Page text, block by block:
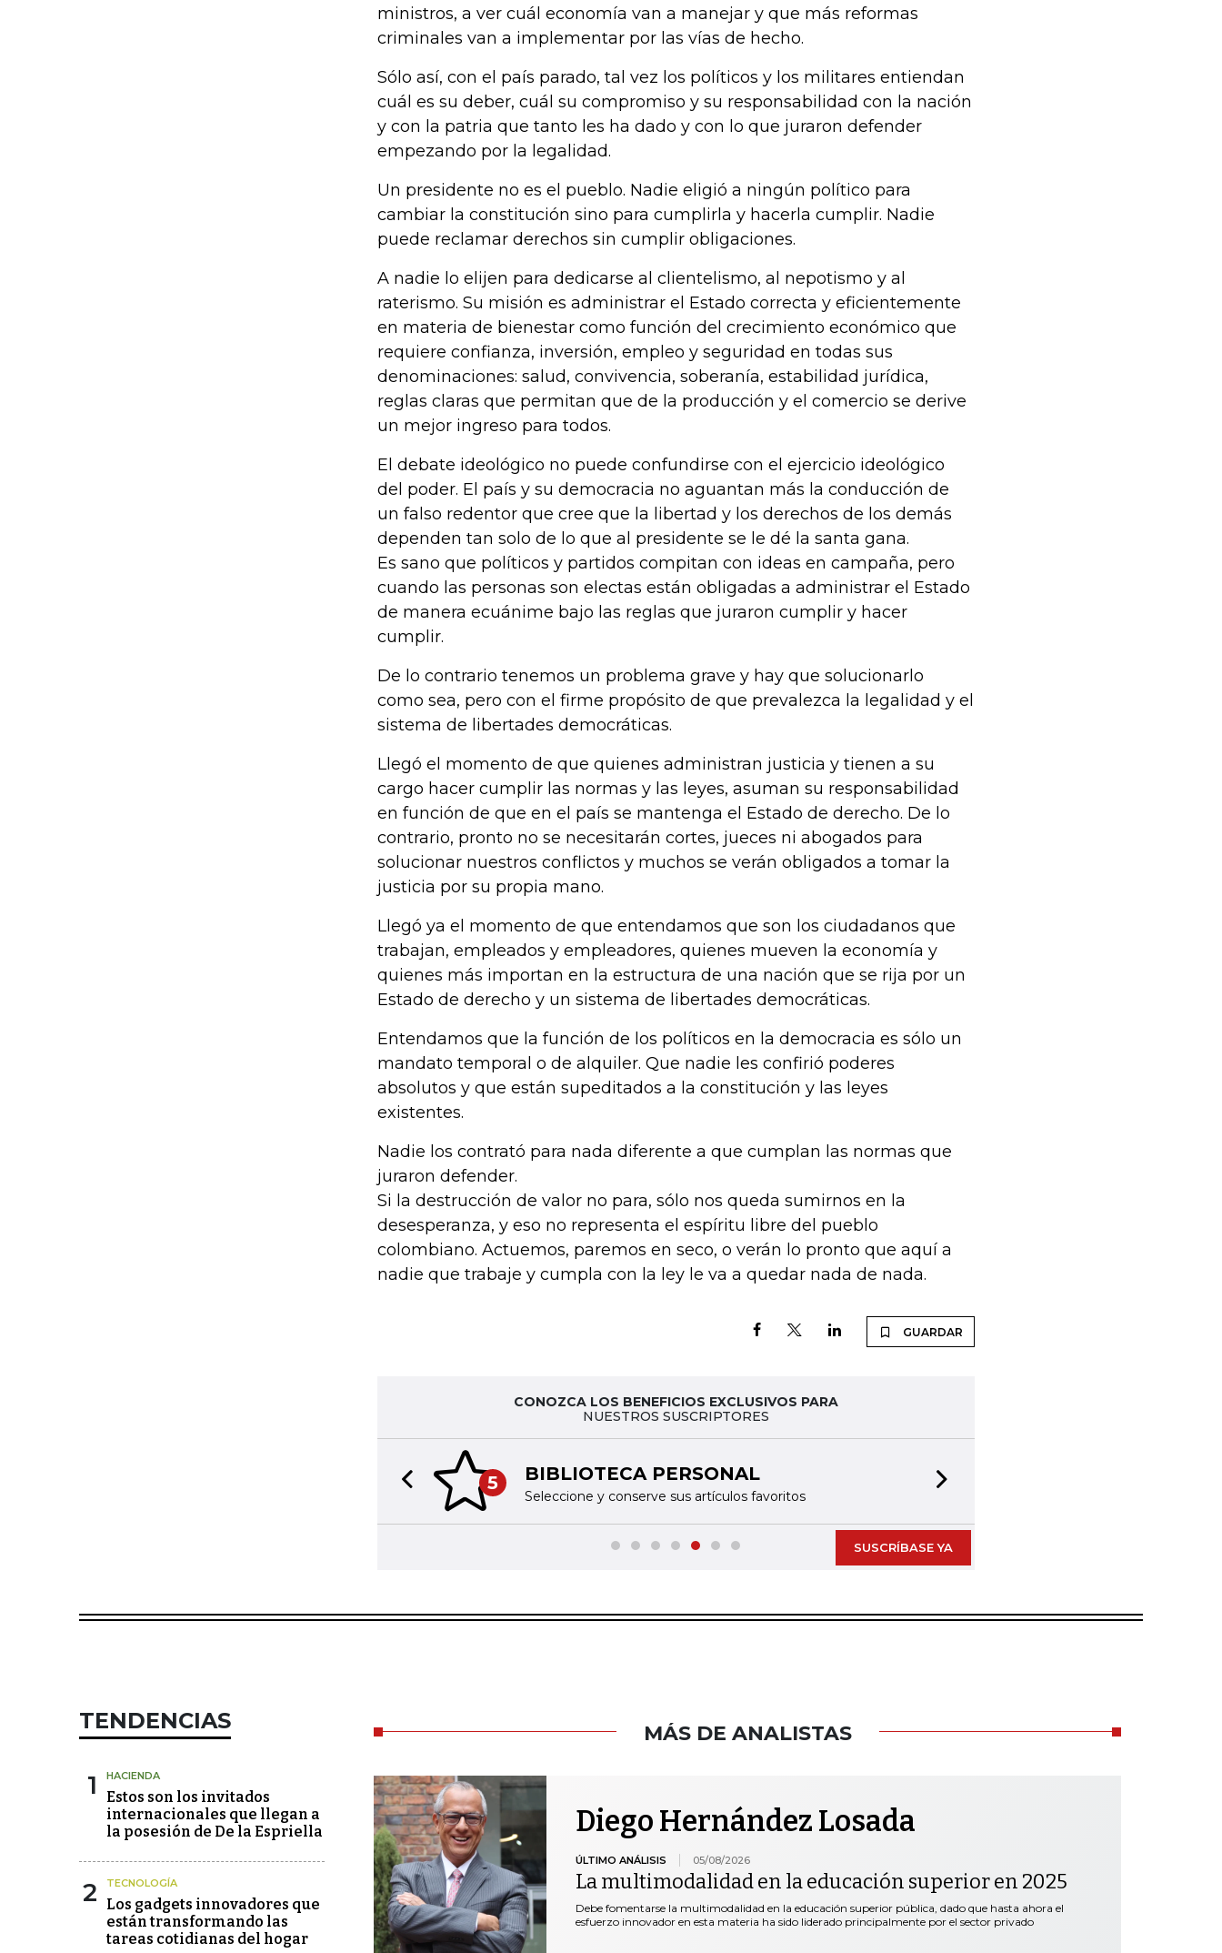
ministros, a ver cuál economía van a manejar y que más reformas
criminales van a implementar por las vías de hecho.
Sólo así, con el país parado, tal vez los políticos y los militares entiendan
cuál es su deber, cuál su compromiso y su responsabilidad con la nación
y con la patria que tanto les ha dado y con lo que juraron defender
empezando por la legalidad.
Un presidente no es el pueblo. Nadie eligió a ningún político para
cambiar la constitución sino para cumplirla y hacerla cumplir. Nadie
puede reclamar derechos sin cumplir obligaciones.
A nadie lo elijen para dedicarse al clientelismo, al nepotismo y al
raterismo. Su misión es administrar el Estado correcta y eficientemente
en materia de bienestar como función del crecimiento económico que
requiere confianza, inversión, empleo y seguridad en todas sus
denominaciones: salud, convivencia, soberanía, estabilidad jurídica,
reglas claras que permitan que de la producción y el comercio se derive
un mejor ingreso para todos.
El debate ideológico no puede confundirse con el ejercicio ideológico
del poder. El país y su democracia no aguantan más la conducción de
un falso redentor que cree que la libertad y los derechos de los demás
dependen tan solo de lo que al presidente se le dé la santa gana.
Es sano que políticos y partidos compitan con ideas en campaña, pero
cuando las personas son electas están obligadas a administrar el Estado
de manera ecuánime bajo las reglas que juraron cumplir y hacer
cumplir.
De lo contrario tenemos un problema grave y hay que solucionarlo
como sea, pero con el firme propósito de que prevalezca la legalidad y el
sistema de libertades democráticas.
Llegó el momento de que quienes administran justicia y tienen a su
cargo hacer cumplir las normas y las leyes, asuman su responsabilidad
en función de que en el país se mantenga el Estado de derecho. De lo
contrario, pronto no se necesitarán cortes, jueces ni abogados para
solucionar nuestros conflictos y muchos se verán obligados a tomar la
justicia por su propia mano.
Llegó ya el momento de que entendamos que son los ciudadanos que
trabajan, empleados y empleadores, quienes mueven la economía y
quienes más importan en la estructura de una nación que se rija por un
Estado de derecho y un sistema de libertades democráticas.
Entendamos que la función de los políticos en la democracia es sólo un
mandato temporal o de alquiler. Que nadie les confirió poderes
absolutos y que están supeditados a la constitución y las leyes
existentes.
Nadie los contrató para nada diferente a que cumplan las normas que
juraron defender.
Si la destrucción de valor no para, sólo nos queda sumirnos en la
desesperanza, y eso no representa el espíritu libre del pueblo
colombiano. Actuemos, paremos en seco, o verán lo pronto que aquí a
nadie que trabaje y cumpla con la ley le va a quedar nada de nada.
GUARDAR
CONOZCA LOS BENEFICIOS EXCLUSIVOS PARA
NUESTROS SUSCRIPTORES
5 BIBLIOTECA PERSONAL
Seleccione y conserve sus artículos favoritos
Previous slide
SUSCRÍBASE YA
TENDENCIAS
1 HACIENDA
Estos son los invitados
internacionales que llegan a
la posesión de De la Espriella
2 TECNOLOGÍA
Los gadgets innovadores que
están transformando las
tareas cotidianas del hogar
MÁS DE ANALISTAS
Diego Hernández Losada
ÚLTIMO ANÁLISIS 05/08/2026
La multimodalidad en la educación superior en 2025
Debe fomentarse la multimodalidad en la educación superior pública, dado que hasta ahora el
esfuerzo innovador en esta materia ha sido liderado principalmente por el sector privado